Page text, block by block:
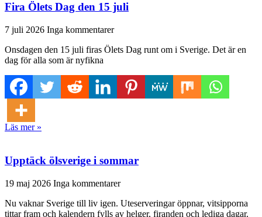
Fira Ölets Dag den 15 juli
7 juli 2026 Inga kommentarer
Onsdagen den 15 juli firas Ölets Dag runt om i Sverige. Det är en
dag för alla som är nyfikna
Läs mer »
Upptäck ölsverige i sommar
19 maj 2026 Inga kommentarer
Nu vaknar Sverige till liv igen. Uteserveringar öppnar, vitsipporna
tittar fram och kalendern fylls av helger, firanden och lediga dagar.